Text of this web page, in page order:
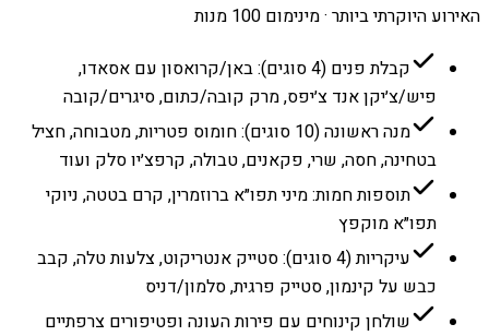
האירוע היוקרתי ביותר · מינימום 100 מנות
קבלת פנים (4 סוגים): באן/קרואסון עם אסאדו,
פיש/צ׳יקן אנד צ׳יפס, מרק קובה/כתום, סיגרים/קובה
מנה ראשונה (10 סוגים): חומוס פטריות, מטבוחה, חציל
בטחינה, חסה, שרי, פקאנים, טבולה, קרפצ׳יו סלק ועוד
תוספות חמות: מיני תפו״א ברוזמרין, קרם בטטה, ניוקי
תפו״א מוקפץ
עיקריות (4 סוגים): סטייק אנטריקוט, צלעות טלה, קבב
כבש על קינמון, סטייק פרגית, סלמון/דניס
שולחן קינוחים עם פירות העונה ופטיפורים צרפתיים